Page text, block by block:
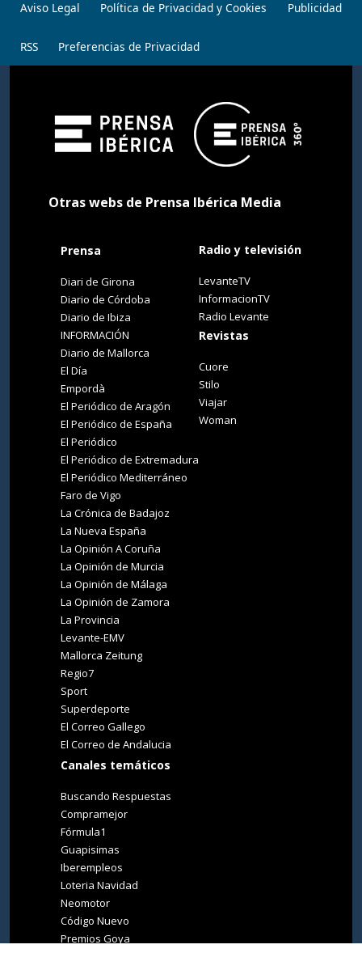
Aviso Legal Política de Privacidad y Cookies Publicidad
RSS Preferencias de Privacidad
Otras webs de Prensa Ibérica Media
Prensa
Diari de Girona
Diario de Córdoba
Diario de Ibiza
INFORMACIÓN
Diario de Mallorca
El Día
Empordà
El Periódico de Aragón
El Periódico de España
El Periódico
El Periódico de Extremadura
El Periódico Mediterráneo
Faro de Vigo
La Crónica de Badajoz
La Nueva España
La Opinión A Coruña
La Opinión de Murcia
La Opinión de Málaga
La Opinión de Zamora
La Provincia
Levante-EMV
Mallorca Zeitung
Regio7
Sport
Superdeporte
El Correo Gallego
El Correo de Andalucia
Canales temáticos
Buscando Respuestas
Compramejor
Fórmula1
Guapisimas
Iberempleos
Loteria Navidad
Neomotor
Código Nuevo
Premios Goya
Radio y televisión
LevanteTV
InformacionTV
Radio Levante
Revistas
Cuore
Stilo
Viajar
Woman